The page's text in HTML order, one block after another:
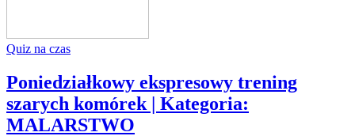
Quiz na czas
Poniedziałkowy ekspresowy trening
szarych komórek | Kategoria:
MALARSTWO